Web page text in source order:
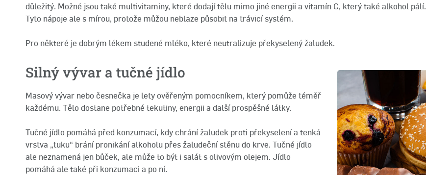
důležitý. Možné jsou také multivitaminy, které dodají tělu mimo jiné energii a vitamín C, který také alkohol pálí.
Tyto nápoje ale s mírou, protože můžou neblaze působit na trávicí systém.
Pro některé je dobrým lékem studené mléko, které neutralizuje překyselený žaludek.
Silný vývar a tučné jídlo
Masový vývar nebo česnečka je lety ověřeným pomocníkem, který pomůže téměř
každému. Tělo dostane potřebné tekutiny, energii a další prospěšné látky.
Tučné jídlo pomáhá před konzumací, kdy chrání žaludek proti překyselení a tenká
vrstva „tuku“ brání pronikání alkoholu přes žaludeční stěnu do krve. Tučné jídlo
ale neznamená jen bůček, ale může to být i salát s olivovým olejem. Jídlo
pomáhá ale také při konzumaci a po ní.